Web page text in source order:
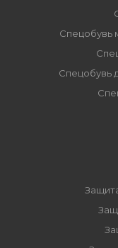
Спецобувь
Спецобувь